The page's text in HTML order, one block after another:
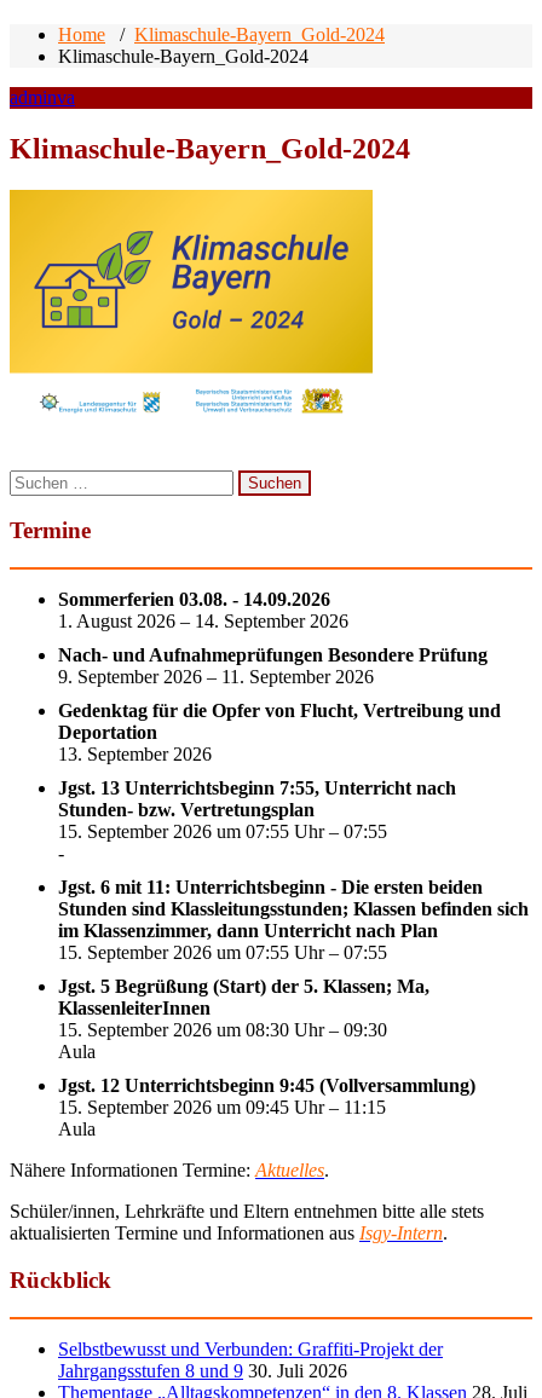
Home / Klimaschule-Bayern_Gold-2024
Klimaschule-Bayern_Gold-2024
adminva
Klimaschule-Bayern_Gold-2024
Suchen
nach:
Termine
Sommerferien 03.08. - 14.09.2026
1. August 2026 – 14. September 2026
Nach- und Aufnahmeprüfungen Besondere Prüfung
9. September 2026 – 11. September 2026
Gedenktag für die Opfer von Flucht, Vertreibung und
Deportation
13. September 2026
Jgst. 13 Unterrichtsbeginn 7:55, Unterricht nach
Stunden- bzw. Vertretungsplan
15. September 2026 um 07:55 Uhr – 07:55
-
Jgst. 6 mit 11: Unterrichtsbeginn - Die ersten beiden
Stunden sind Klassleitungsstunden; Klassen befinden sich
im Klassenzimmer, dann Unterricht nach Plan
15. September 2026 um 07:55 Uhr – 07:55
Jgst. 5 Begrüßung (Start) der 5. Klassen; Ma,
KlassenleiterInnen
15. September 2026 um 08:30 Uhr – 09:30
Aula
Jgst. 12 Unterrichtsbeginn 9:45 (Vollversammlung)
15. September 2026 um 09:45 Uhr – 11:15
Aula
Nähere Informationen Termine: Aktuelles.
Schüler/innen, Lehrkräfte und Eltern entnehmen bitte alle stets
aktualisierten Termine und Informationen aus Isgy-Intern.
Rückblick
Selbstbewusst und Verbunden: Graffiti-Projekt der
Jahrgangsstufen 8 und 9 30. Juli 2026
Thementage „Alltagskompetenzen“ in den 8. Klassen 28. Juli